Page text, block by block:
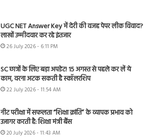
UGC NET Answer Key में देरी की वजह पेपर लीक विवाद?
लाखों उम्मीदवार कर रहे इंतजार
26 July 2026 - 6:11 PM
SC छात्रों के लिए बड़ा अपडेट! 15 अगस्त से पहले कर लें ये
काम, वरना अटक सकती है स्कॉलरशिप
22 July 2026 - 11:54 AM
नीट परीक्षा में सफलता “शिक्षा क्रांति” के व्यापक प्रभाव को
उजागर करती है: शिक्षा मंत्री बैंस
20 July 2026 - 11:43 AM